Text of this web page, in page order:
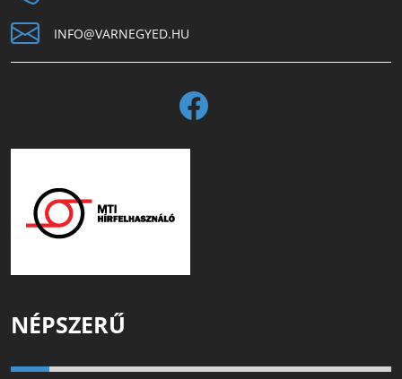
INFO@VARNEGYED.HU
NÉPSZERŰ